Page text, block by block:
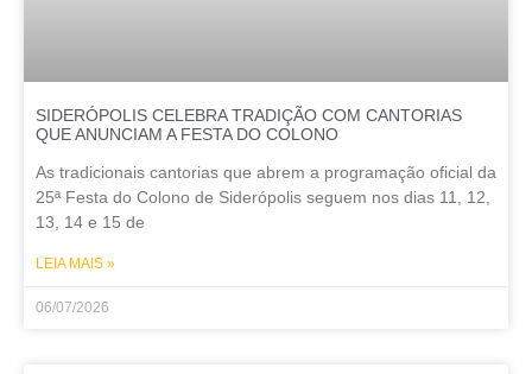
SIDERÓPOLIS CELEBRA TRADIÇÃO COM CANTORIAS
QUE ANUNCIAM A FESTA DO COLONO
As tradicionais cantorias que abrem a programação oficial da
25ª Festa do Colono de Siderópolis seguem nos dias 11, 12,
13, 14 e 15 de
LEIA MAIS »
06/07/2026